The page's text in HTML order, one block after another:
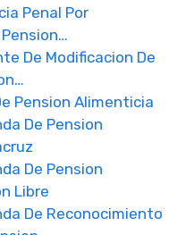
Penal Por
De Modificacion De
Pension Alimenticia
De Pension
De Pension
Libre
De Reconocimiento